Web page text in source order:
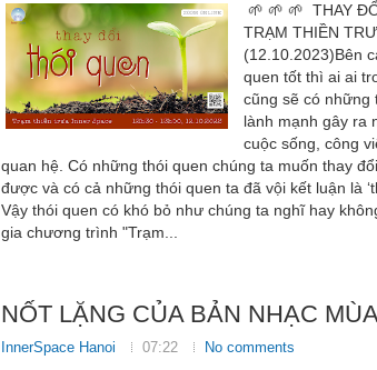
🌱 🌱 🌱 THAY
TRẠM THIỀN
(12.10.2023)Bên
quen tốt thì ai ai
cũng sẽ có những
lành mạnh gây ra
cuộc sống, công
quan hệ. Có những thói quen chúng ta muốn thay
được và có cả những thói quen ta đã vội kết luận là
Vậy thói quen có khó bỏ như chúng ta nghĩ hay
gia chương trình "Trạm...
NỐT LẶNG CỦA BẢN NHẠC
InnerSpace Hanoi 07:22 No comments